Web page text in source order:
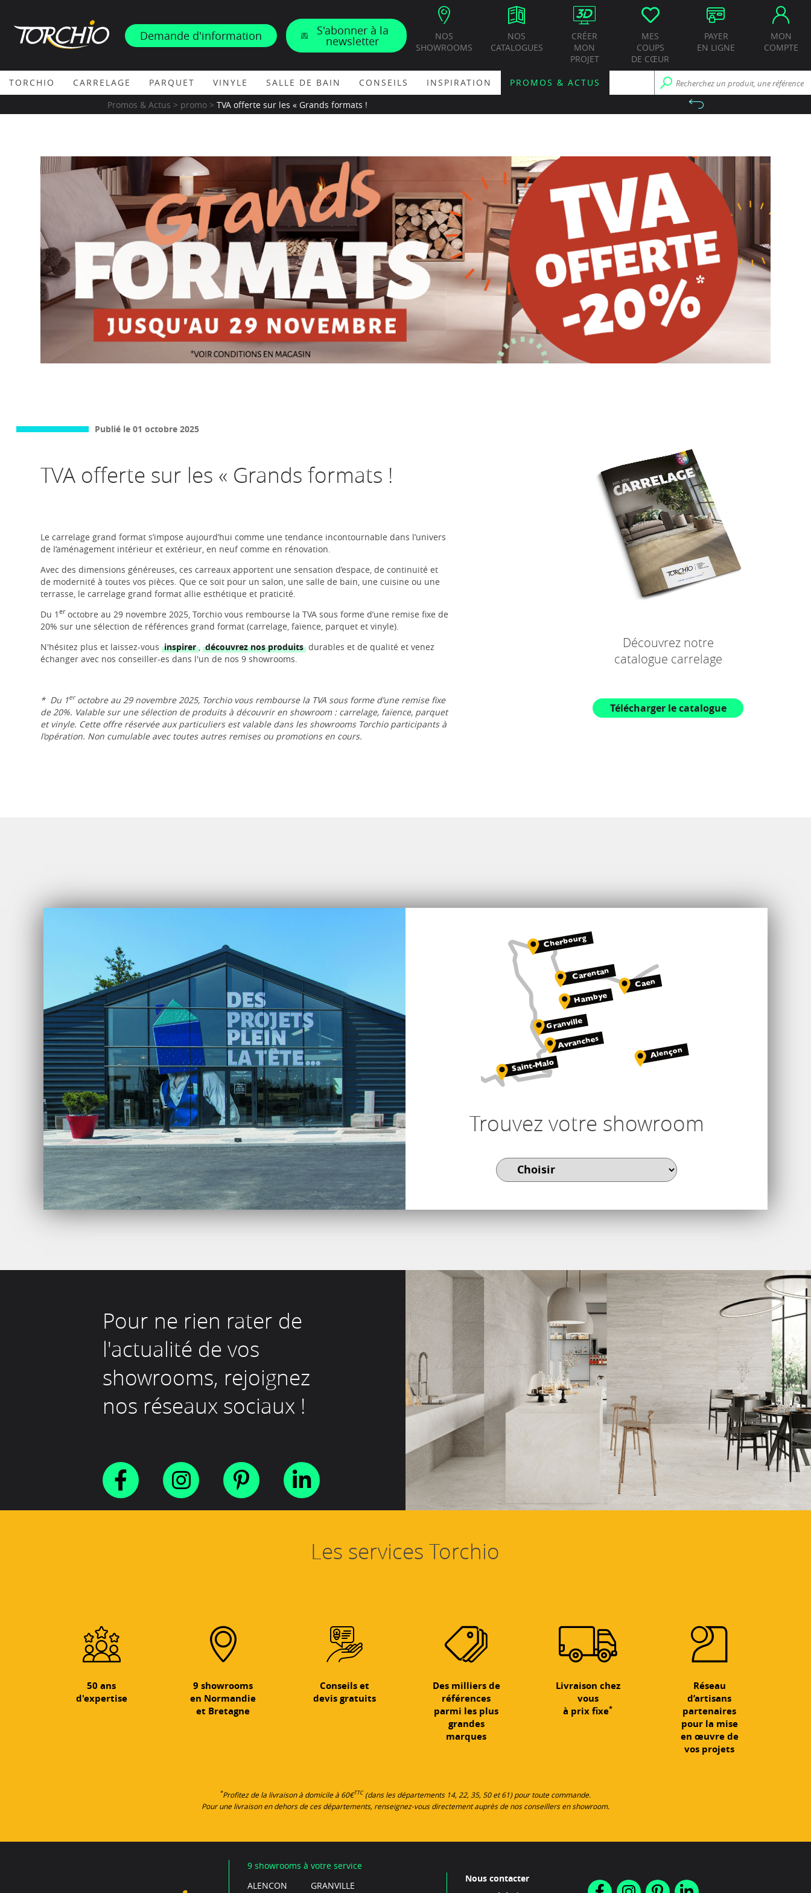
PROMOS & ACTUS Demande d'information S'abonner à la
newsletter
NOS
SHOWROOMS
NOS
CATALOGUES
CRÉER
MON
PROJET
MES
COUPS
DE CŒUR
PAYER
EN LIGNE
MON
COMPTE
TORCHIO CARRELAGE PARQUET VINYLE SALLE DE BAIN CONSEILS INSPIRATION
PROMOS & ACTUS
Promos & Actus > promo > TVA offerte sur les « Grands formats !
Publié le 01 octobre 2025
TVA offerte sur les « Grands formats !
Le carrelage grand format s’impose aujourd’hui comme une tendance incontournable dans l’univers
de l’aménagement intérieur et extérieur, en neuf comme en rénovation.
Avec des dimensions généreuses, ces carreaux apportent une sensation d’espace, de continuité et
de modernité à toutes vos pièces. Que ce soit pour un salon, une salle de bain, une cuisine ou une
terrasse, le carrelage grand format allie esthétique et praticité.
Du 1eroctobre au 29 novembre 2025, Torchio vous rembourse la TVA sous forme d’une remise fixe de
20% sur une sélection de références grand format (carrelage, faïence, parquet et vinyle).
N'hésitez plus et laissez-vous inspirer , découvrez nos produits durables et de qualité et venez
échanger avec nos conseiller-es dans l'un de nos 9 showrooms.
* Du 1eroctobre au 29 novembre 2025, Torchio vous rembourse la TVA sous forme d’une remise fixe
de 20%. Valable sur une sélection de produits à découvrir en showroom : carrelage, faïence, parquet
et vinyle. Cette offre réservée aux particuliers est valable dans les showrooms Torchio participants à
l’opération. Non cumulable avec toutes autres remises ou promotions en cours.
Découvrez notre
catalogue carrelage
Télécharger le catalogue
Trouvez votre showroom
Pour ne rien rater de
l'actualité de vos
showrooms, rejoignez
nos réseaux sociaux !
Les services Torchio
50 ans
d'expertise
9 showrooms
en Normandie
et Bretagne
Conseils et
devis gratuits
Des milliers de
références
parmi les plus
grandes
marques
Livraison chez
vous
à prix fixe*
Réseau
d’artisans
partenaires
pour la mise
en œuvre de
vos projets
*Profitez de la livraison à domicile à 60€TTC(dans les départements 14, 22, 35, 50 et 61) pour toute commande.
Pour une livraison en dehors de ces départements, renseignez-vous directement auprès de nos conseillers en showroom.
9 showrooms à votre service
ALENCON
GRANVILLE
Nous contacter